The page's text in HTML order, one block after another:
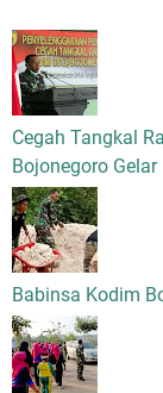
Cegah Tangkal
Bojonegoro
Babinsa Kodim